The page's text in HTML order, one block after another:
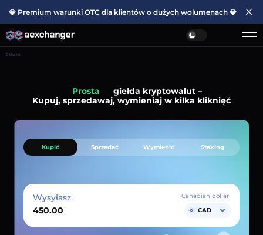
💎 Premium warunki OTC dla klientów o dużych wolumenach 💎
Główna
Prosta
giełda kryptowalut –
Kupuj, sprzedawaj, wymieniaj w kilka kliknięć
Kupić Sprzedać Wymienić Staking
Wysyłasz
Canadian dollar
CAD